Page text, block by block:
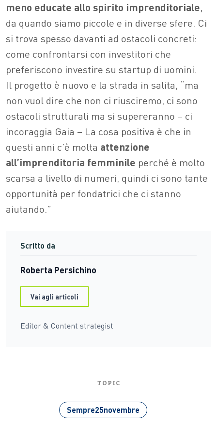
meno educate allo spirito imprenditoriale,
da quando siamo piccole e in diverse sfere. Ci
si trova spesso davanti ad ostacoli concreti:
come confrontarsi con investitori che
preferiscono investire su startup di uomini.
Il progetto è nuovo e la strada in salita, “ma
non vuol dire che non ci riusciremo, ci sono
ostacoli strutturali ma si supereranno – ci
incoraggia Gaia – La cosa positiva è che in
questi anni c’è molta attenzione
all’imprenditoria femminile perché è molto
scarsa a livello di numeri, quindi ci sono tante
opportunità per fondatrici che ci stanno
aiutando.”
Scritto da
Roberta Persichino
Vai agli articoli
Editor & Content strategist
TOPIC
Sempre25novembre